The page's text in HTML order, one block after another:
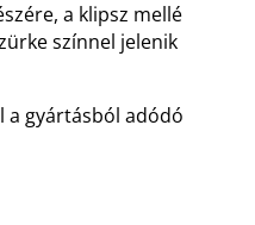
a klipsz mellé
színnel jelenik
a gyártásból adódó